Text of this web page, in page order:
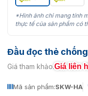
*Hình ảnh chỉ mang tính
thực tế của sản phẩm có
Đầu đọc thẻ
Giá tham khảo:Giá liên
Mã sản phẩm:SKW-HA